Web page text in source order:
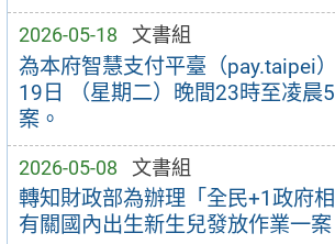
2026-05-18 文書組
為本府智慧支付平臺（pay.taipei
19日 （星期二）晚間23時至凌晨
案。
2026-05-08 文書組
轉知財政部為辦理「全民+1政府
有關國內出生新生兒發放作業一案